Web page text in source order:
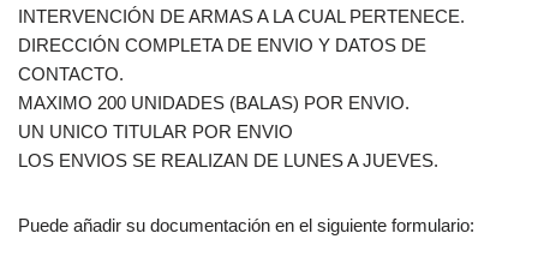
INTERVENCIÓN DE ARMAS A LA CUAL PERTENECE.
DIRECCIÓN COMPLETA DE ENVIO Y DATOS DE
CONTACTO.
MAXIMO 200 UNIDADES (BALAS) POR ENVIO.
UN UNICO TITULAR POR ENVIO
LOS ENVIOS SE REALIZAN DE LUNES A JUEVES.
Puede añadir su documentación en el siguiente formulario: